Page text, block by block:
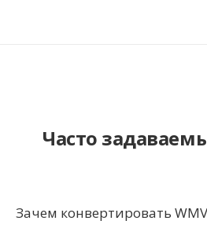
Часто
Зачем конвертировать WMV